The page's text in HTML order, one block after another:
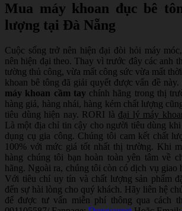
Mua máy khoan đục bê
lượng tại Đà Nẵng
Cuộc sống trở nên hiện đại đòi hỏi máy
nên hiện đại theo. Thay vì trước đây các anh
tường thủ công, vừa mất công sức vừa mất
khoan bê tông đã giải quyết được vấn đề
máy khoan cầm taychính hãng trong thị
hàng giả, hàng nhái, hàng kém chất lượng
tiêu dùng hiện nay. RORI là đại lý máy
Là một địa chỉ tin cậy cho người tiêu dùng khi
dụng cụ gia công. Chúng tôi cam kết chất
100% với mức giá tốt nhất thị trường. Khi
hàng chúng tôi bạn hoàn toàn yên tâm về
hãng. Ngoài ra, chúng tôi còn có dịch vụ giao
Với tiêu chí uy tín và chất lượng sản phẩm
đến sự hài lòng cho quý khách. Hãy liên hệ
để được tư vấn miễn phí thông qua cách